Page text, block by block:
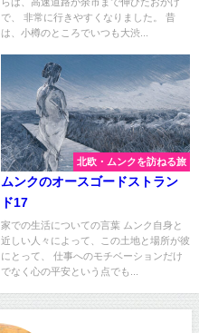
で、 非常に行きやすくなりました。 昔
は、小樽のところでいつも大渋...
北欧・ムンクを訪ねる旅
ムンクのオースゴードストラン
ド17
家での生活についての言葉 ムンク自身と
近しい人々によって、この土地と場所が彼
にとって、 仕事へのモチベーションだけ
でなく心の平安という点でも...